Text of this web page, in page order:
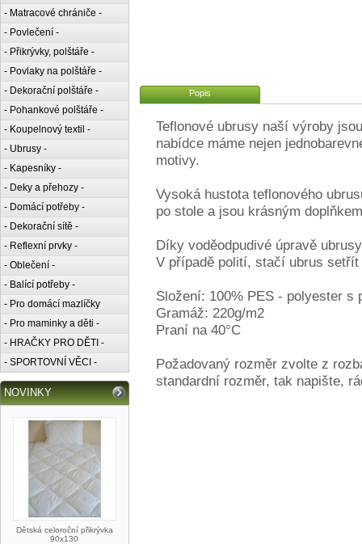
- Matracové chrániče -
- Povlečení -
- Přikrývky, polštáře -
- Povlaky na polštáře -
- Dekorační polštáře -
- Pohankové polštáře -
- Koupelnový textil -
- Ubrusy -
- Kapesníky -
- Deky a přehozy -
- Domácí potřeby -
- Dekorační sítě -
- Reflexní prvky -
- Oblečení -
- Balící potřeby -
- Pro domácí mazlíčky
- Pro maminky a děti -
- HRAČKY PRO DĚTI -
- SPORTOVNÍ VĚCI -
NOVINKY
Dětská celoroční přikrývka
90x130
Popis
Teflonové ubrusy naší výroby
nabídce máme nejen
motivy.
Vysoká hustota teflonového
po stole a jsou krásným
Díky voděodpudivé úpravě
V případě polití, stačí ubrus
Složení: 100% PES - polyester s
Gramáž: 220g/m2
Praní na 40°C
Požadovaný rozměr zvolte z
standardní rozměr, tak napište,